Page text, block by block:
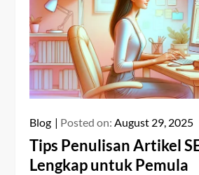
Blog Posted on:August 29, 2025
Tips Penulisan Artikel
Lengkap untuk Pemula